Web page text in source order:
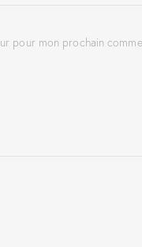
pour mon prochain